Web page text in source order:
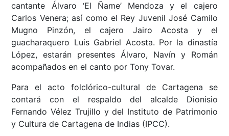
cantante Álvaro ‘El Ñame’ Mendoza y el cajero
Carlos Venera; así como el Rey Juvenil José Camilo
Mugno Pinzón, el cajero Jairo Acosta y el
guacharaquero Luis Gabriel Acosta. Por la dinastía
López, estarán presentes Álvaro, Navín y Román
acompañados en el canto por Tony Tovar.
Para el acto folclórico-cultural de Cartagena se
contará con el respaldo del alcalde Dionisio
Fernando Vélez Trujillo y del Instituto de Patrimonio
y Cultura de Cartagena de Indias (IPCC).